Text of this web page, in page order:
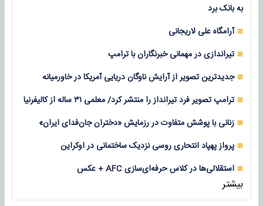
به بانک برد
آرامگاه علی لاریجانی
تیراندازی در مهمانی خبرنگاران با ترامپ
جدیدترین تصویر از آرایش ناوگان دریایی آمریکا در خاورمیانه
ترامپ تصویر فرد تیرانداز را منتشر کرد/ معلمی ۳۱ ساله از کالیفرنیا
زنانی با پوشش متفاوت در رزمایش «دختران جان‌فدای ایران»
پرواز پهپاد انتحاری روسی نزدیک ساختمانی در اوکراین
استقلالی‌ها در کلاس حرفه‌ای‌سازی AFC + عکس
بیشتر